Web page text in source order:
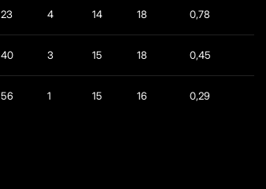
23 4 14 18 0,78
40 3 15 18 0,45
56 1 15 16 0,29